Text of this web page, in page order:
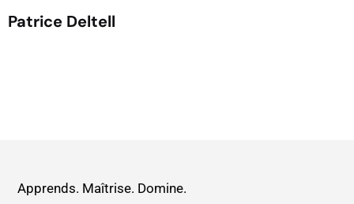
Patrice Deltell
Apprends. Maîtrise. Domine.